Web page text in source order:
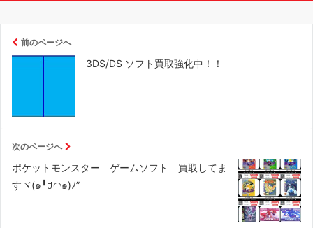
前のページへ
3DS/DS ソフト買取強化中！！
次のページへ
ポケットモンスター ゲームソフト 買取してま
すヾ(๑╹ꇴ◠๑)ﾉ”